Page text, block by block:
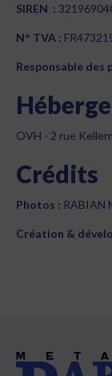
SIREN :
N° TVA :
Responsable des
OVH - 2 rue
Crédits
Photos : RABIAN
Création &